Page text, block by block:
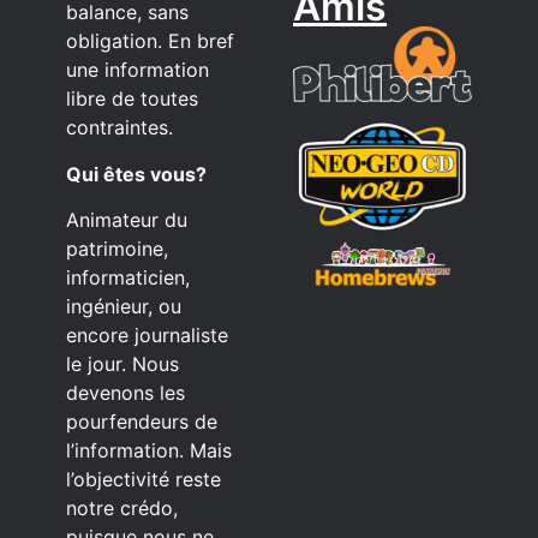
balance, sans
obligation. En bref
une information
libre de toutes
contraintes.
Qui êtes vous?
Animateur du
patrimoine,
informaticien,
ingénieur, ou
encore journaliste
le jour. Nous
devenons les
pourfendeurs de
l’information. Mais
l’objectivité reste
notre crédo,